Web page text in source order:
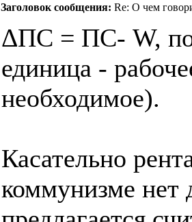
Заголовок сообщения: Re: О чем
ΔПС = ПС- W,
единица -
необходимое).
Касательно
коммунизме нет